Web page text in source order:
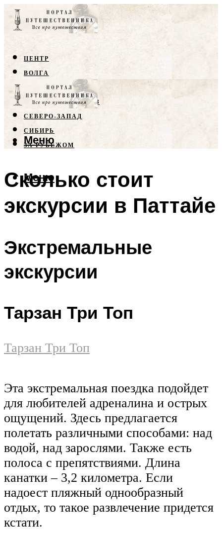
ЦЕНТР
ВОЛГА
КРЫМ
СЕВЕРНЫЙ КАВКАЗ
СЕВЕРО-ЗАПАД
СИБИРЬ
ЗА РУБЕЖОМ
Меню
Меню
Сколько стоит
экскурсии в Паттайе
Экстремальные
экскурсии
Тарзан Три Топ
Тарзан Три Топ
Эта экстремальная поездка подойдет
для любителей адреналина и острых
ощущений. Здесь предлагается
полетать различными способами: над
водой, над зарослями. Также есть
полоса с препятствиями. Длина
канатки – 3,2 километра. Если
надоест пляжный однообразный
отдых, то такое развлечение придется
кстати.